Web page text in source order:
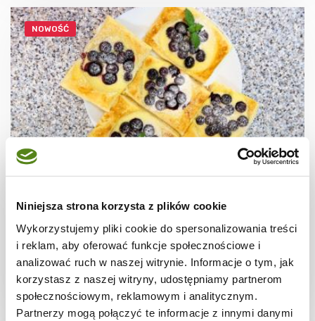
Niniejsza strona korzysta z plików cookie
Wykorzystujemy pliki cookie do spersonalizowania treści
i reklam, aby oferować funkcje społecznościowe i
analizować ruch w naszej witrynie. Informacje o tym, jak
korzystasz z naszej witryny, udostępniamy partnerom
społecznościowym, reklamowym i analitycznym.
Partnerzy mogą połączyć te informacje z innymi danymi
NOWOŚĆ
Ciastka francuskie z borówkami + film
30 min. 1531 kcal 8